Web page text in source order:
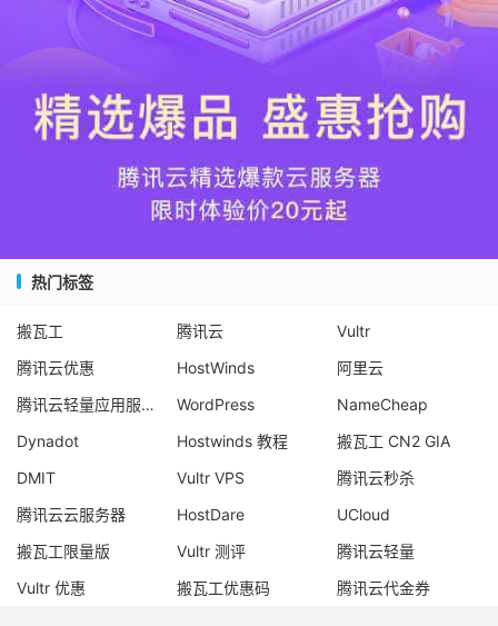
热门标签
搬瓦工 腾讯云
Vultr
腾讯云优惠
HostWinds
阿里云
腾讯云轻量应用服务器
WordPress
NameCheap
Dynadot
Hostwinds 教程
搬瓦工 CN2 GIA
DMIT
Vultr VPS
腾讯云秒杀
腾讯云云服务器
HostDare
UCloud
搬瓦工限量版
Vultr 测评
腾讯云轻量
Vultr 优惠
搬瓦工优惠码
腾讯云代金券